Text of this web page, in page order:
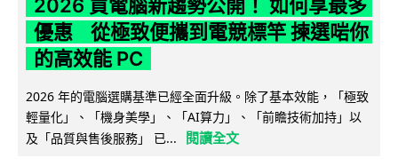
2026 買電腦新趨勢公開！ 如何享最多
優惠 從極致便攜到電競標竿 揀選啱你
的高效能 PC
2026 年的電腦選購基準已經全面升級。除了基本效能，「極致
輕量化」、「機身美學」、「AI算力」、「前瞻技術加持」以
及「品質與售後服務」 已...
閱讀全文